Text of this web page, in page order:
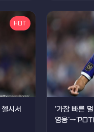
HOT
시서
'가장 빠른
영웅